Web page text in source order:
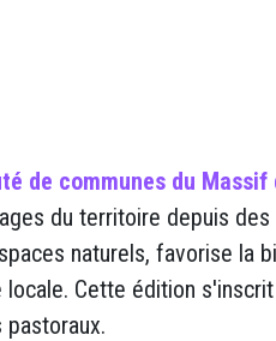
de communes du
du territoire depuis
naturels, favorise la
Cette édition